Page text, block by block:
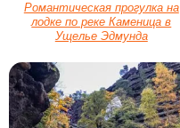
Романтическая прогулка на
лодке по реке Каменица в
Ущелье Эдмунда